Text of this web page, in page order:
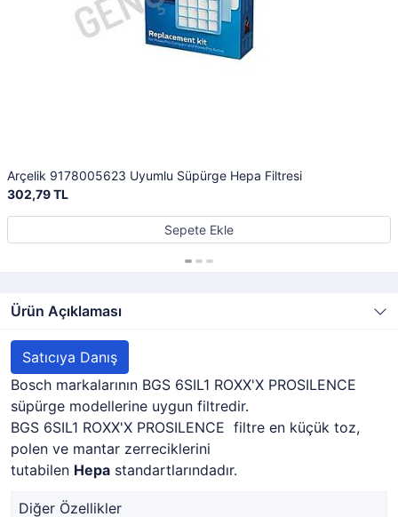
Arçelik 9178005623 Uyumlu Süpürge Hepa Filtresi
302,79 TL
Sepete Ekle
Ürün Açıklaması
Satıcıya Danış
Bosch markalarının BGS 6SIL1 ROXX'X PROSILENCE
süpürge modellerine uygun filtredir.
BGS 6SIL1 ROXX'X PROSILENCE filtre en küçük toz,
polen ve mantar zerreciklerini
tutabilen Hepa standartlarındadır.
Diğer Özellikler